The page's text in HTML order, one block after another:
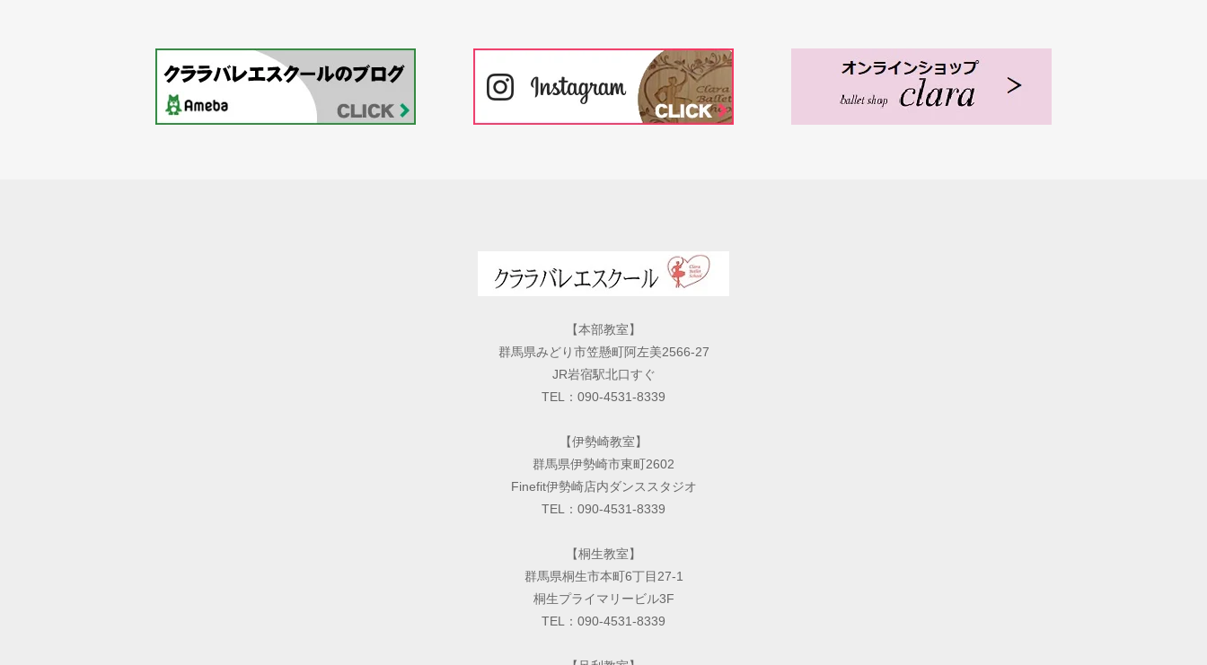
【本部教室】
群馬県みどり市笠懸町阿左美2566-27
JR岩宿駅北口すぐ
TEL：090-4531-8339
【伊勢崎教室】
群馬県伊勢崎市東町2602
Finefit伊勢崎店内ダンススタジオ
TEL：090-4531-8339
【桐生教室】
群馬県桐生市本町6丁目27-1
桐生プライマリービル3F
TEL：090-4531-8339